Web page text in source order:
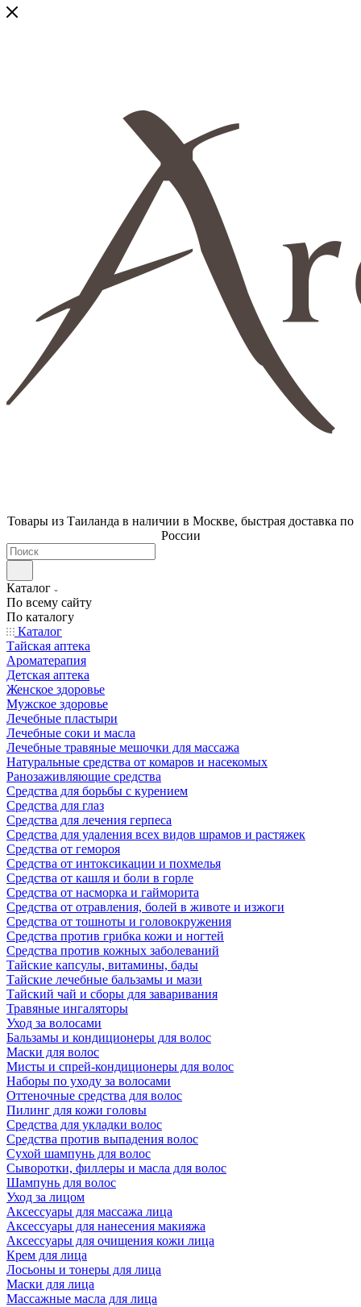
Товары из Таиланда в наличии в Москве, быстрая доставка по
России
Каталог
По всему сайту
По каталогу
Каталог
Тайская аптека
Ароматерапия
Детская аптека
Женское здоровье
Мужское здоровье
Лечебные пластыри
Лечебные соки и масла
Лечебные травяные мешочки для массажа
Натуральные средства от комаров и насекомых
Ранозаживляющие средства
Средства для борьбы с курением
Средства для глаз
Средства для лечения герпеса
Средства для удаления всех видов шрамов и растяжек
Средства от гемороя
Средства от интоксикации и похмелья
Средства от кашля и боли в горле
Средства от насморка и гайморита
Средства от отравления, болей в животе и изжоги
Средства от тошноты и головокружения
Средства против грибка кожи и ногтей
Средства против кожных заболеваний
Тайские капсулы, витамины, бады
Тайские лечебные бальзамы и мази
Тайский чай и сборы для заваривания
Травяные ингаляторы
Уход за волосами
Бальзамы и кондиционеры для волос
Маски для волос
Мисты и спрей-кондиционеры для волос
Наборы по уходу за волосами
Оттеночные средства для волос
Пилинг для кожи головы
Средства для укладки волос
Средства против выпадения волос
Сухой шампунь для волос
Сыворотки, филлеры и масла для волос
Шампунь для волос
Уход за лицом
Аксессуары для массажа лица
Аксессуары для нанесения макияжа
Аксессуары для очищения кожи лица
Крем для лица
Лосьоны и тонеры для лица
Маски для лица
Массажные масла для лица